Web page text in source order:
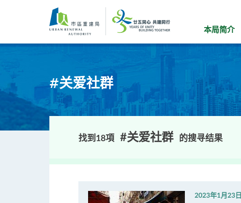
内
本局简介
#关爱社群
找到18項 #关爱社群 的搜寻结果
2023年1月23日